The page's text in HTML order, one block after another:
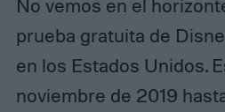
No vemos en el
prueba gratuita de
en los Estados Unidos.
noviembre de 2019